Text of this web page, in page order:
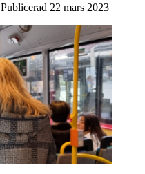
Publicerad 22 mars 2023